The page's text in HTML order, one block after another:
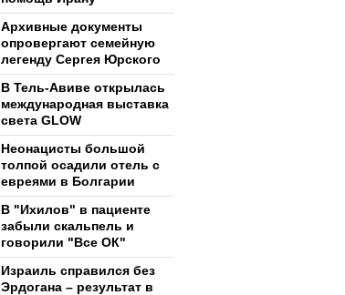
Архивные документы
опровергают семейную
легенду Сергея Юрского
В Тель-Авиве открылась
международная выставка
света GLOW
Неонацисты большой
толпой осадили отель с
евреями в Болгарии
В "Ихилов" в пациенте
забыли скальпель и
говорили "Все ОК"
Израиль справился без
Эрдогана – результат в